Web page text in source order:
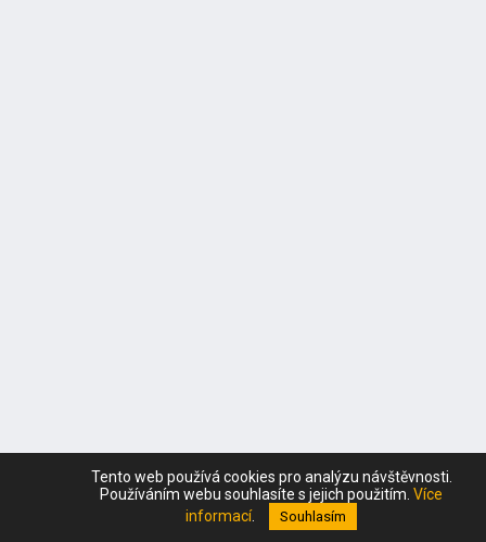
Tento web používá cookies pro analýzu návštěvnosti.
Používáním webu souhlasíte s jejich použitím. Více
informací. Souhlasím